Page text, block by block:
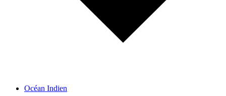
Océan Indien